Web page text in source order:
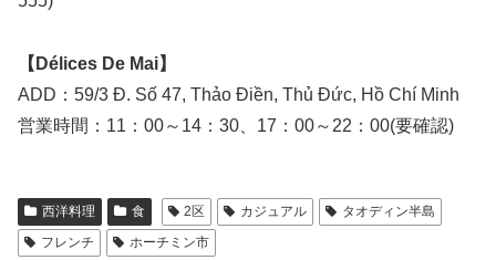
【Délices De Mai】
ADD：59/3 Đ. Số 47, Thảo Điền, Thủ Đức, Hồ Chí Minh
営業時間：11：00～14：30、17：00～22：00(要確認)
西洋料理 食 2区 カジュアル
タオディン半島
フレンチ
ホーチミン市